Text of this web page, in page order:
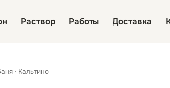
Раствор Работы Доставка
· Кальтино